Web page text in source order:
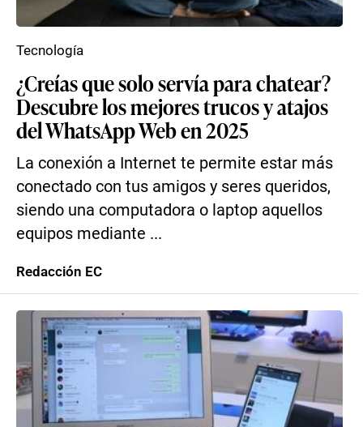
¿Creías que solo servía para chatear?
Descubre los mejores trucos y atajos
del WhatsApp Web en 2025
La conexión a Internet te permite estar más
conectado con tus amigos y seres queridos,
siendo una computadora o laptop aquellos
equipos mediante ...
Tecnología
Redacción EC